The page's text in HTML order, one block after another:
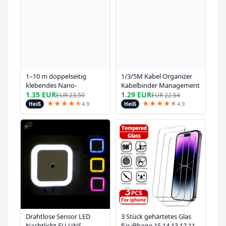
1–10 m doppelseitig
klebendes Nano-
Klebeband, 20–50 mm
Breite, wiederverwendbar,
spurlos, wasserdicht,
ultrastarker
Klebebandstreifen,
Montageband
1.35 EUREUR23.59
Heiß ★★★★★
★4.9
1/3/5M Kabel Organizer
Kabelbinder Management
Draht Wickler Band
Kopfhörer Maus Kabel
Management Krawatten
1.29 EUREUR22.54
Heiß ★★★★★
★4.9
Drahtlose Sensor LED
3 Stück gehärtetes Glas